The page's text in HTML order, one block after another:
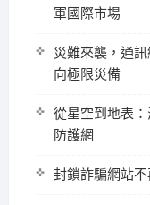
軍國際市場
災難來襲，通
向極限災備
從星空到地表
防護網
封鎖詐騙網站